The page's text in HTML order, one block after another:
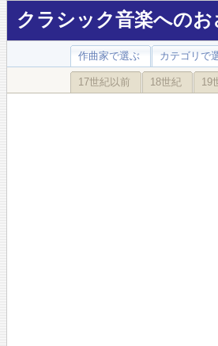
クラシック音楽への
作曲家で選ぶ カテゴリで
17世紀以前 18世紀 19